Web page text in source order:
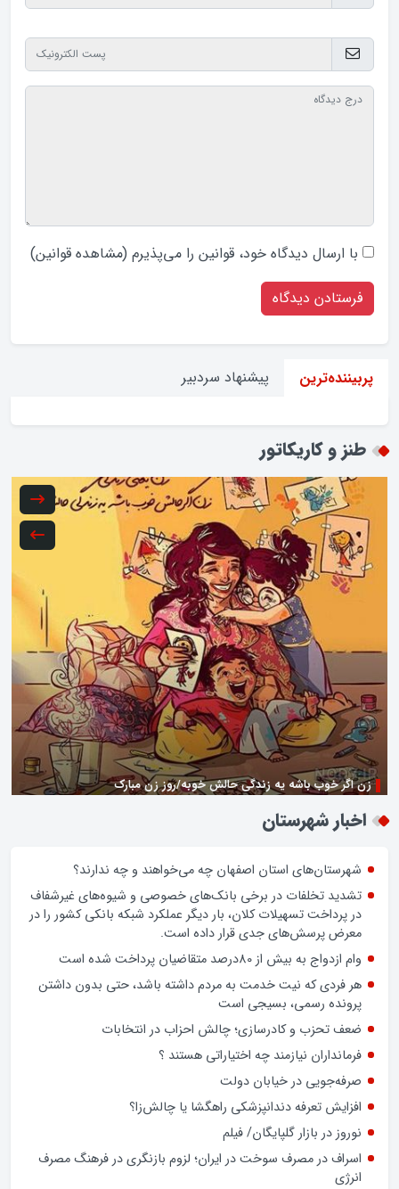
با ارسال دیدگاه‌ خود، قوانین را می‌پذیرم (مشاهده قوانین)
پربیننده‌ترین پیشنهاد سردبیر
طنز و کاریکاتور
زن اگر خوب باشه یه زندگی حالش خوبه/روز زن مبارک
اخبار شهرستان
شهرستان‌های استان اصفهان چه می‌خواهند و چه ندارند؟
تشدید تخلفات در برخی بانک‌های خصوصی و شیوه‌های غیرشفاف
در پرداخت تسهیلات کلان، بار دیگر عملکرد شبکه بانکی کشور را در
معرض پرسش‌های جدی قرار داده است.
وام ازدواج به بیش از 80درصد متقاضیان پرداخت شده است
هر فردی که نیت خدمت به مردم داشته باشد، حتی بدون داشتن
پرونده رسمی، بسیجی است
ضعف تحزب و کادرسازی؛ چالش احزاب در انتخابات
فرمانداران نیازمند چه اختیاراتی هستند ؟
صرفه‌جویی در خیابان دولت
افزایش تعرفه دندانپزشکی راهگشا یا چالش‌زا؟
نوروز در بازار گلپایگان/ فیلم
اسراف در مصرف سوخت در ایران؛ لزوم بازنگری در فرهنگ مصرف
انرژی